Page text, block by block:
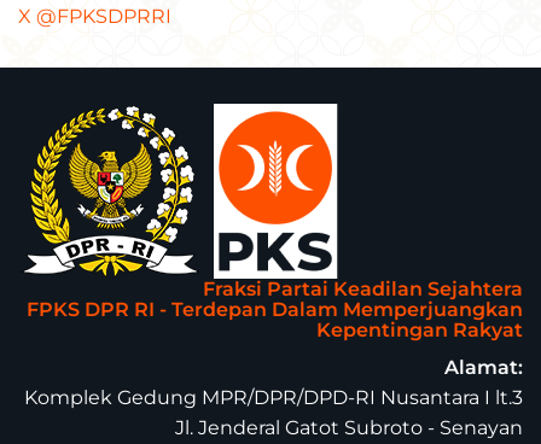
X @FPKSDPRRI
Fraksi Partai Keadilan Sejahtera
FPKS DPR RI - Terdepan Dalam Memperjuangkan
Kepentingan Rakyat
Alamat:
Komplek Gedung MPR/DPR/DPD-RI Nusantara I lt.3
Jl. Jenderal Gatot Subroto - Senayan